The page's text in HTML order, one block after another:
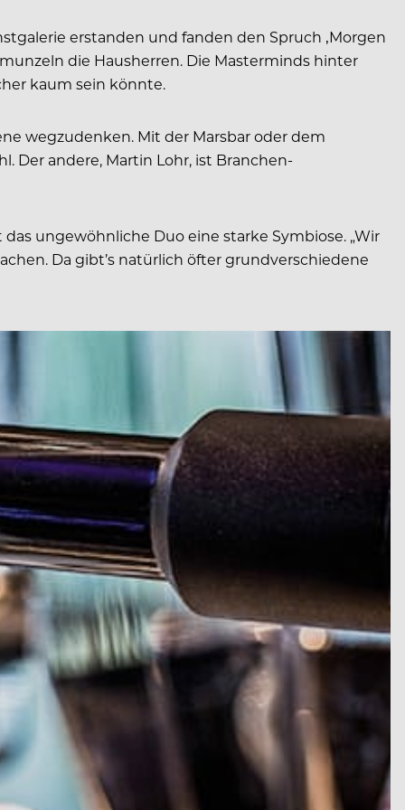
erstanden und fanden den Spruch ‚Morgen
die Hausherren. Die Masterminds hinter
kaum sein könnte.
wegzudenken. Mit der Marsbar oder dem
Der andere, Martin Lohr, ist Branchen-
ungewöhnliche Duo eine starke Symbiose. „Wir
Da gibt’s natürlich öfter grundverschiedene